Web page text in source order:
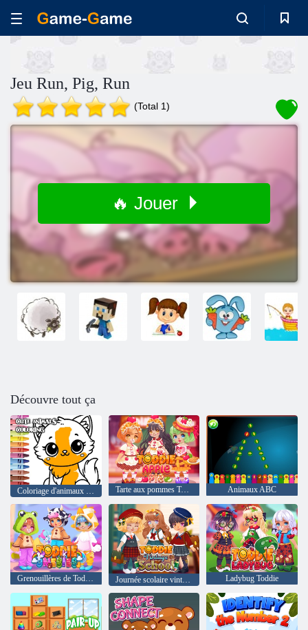
Jeu Run, Pig, Run
(Total 1)
🔥 Jouer
Découvre tout ça
Coloriage d'animaux mignons Tarte aux pommes Toddie Animaux ABC
Grenouillères de Toddie Journée scolaire vintage de Toddie Ladybug Toddie